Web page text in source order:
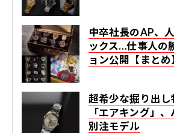
中卒社長のAP、
ックス…仕事人の
ョン公開【まとめ
超希少な掘り出し
「エアキング」
別注モデル